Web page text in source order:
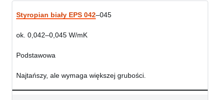
Styropian biały EPS 042–045
ok. 0,042–0,045 W/mK
Podstawowa
Najtańszy, ale wymaga większej grubości.